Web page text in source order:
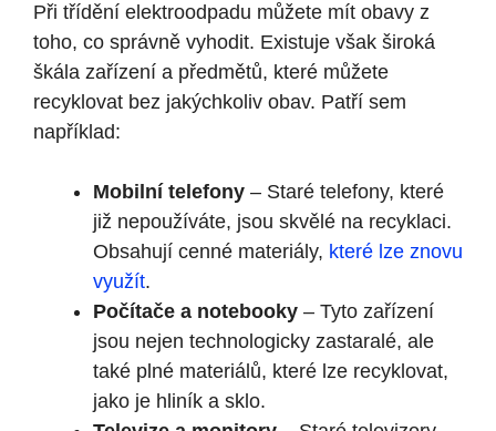
Při třídění elektroodpadu můžete mít obavy z
toho, co správně vyhodit. Existuje však široká
škála zařízení a předmětů, které můžete
recyklovat bez jakýchkoliv obav. Patří sem
například:
Mobilní telefony – Staré telefony, které
již nepoužíváte, jsou skvělé na recyklaci.
Obsahují cenné materiály, které lze znovu
využít.
Počítače a notebooky – Tyto zařízení
jsou nejen technologicky zastaralé, ale
také plné materiálů, které lze recyklovat,
jako je hliník a sklo.